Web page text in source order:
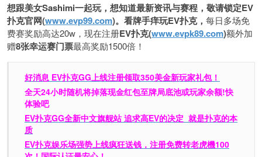
想跟美女Sashimi一起玩， 想知道最新资讯与赛程， 敬请锁定EV
扑克官网(www.evp99.com)。 看牌手痒玩EV扑克， 每日多场免
费赛奖励高达20w，现在注册EV扑克(www.evpk89.com)额外加
赠8张幸运赛门票最高奖励1500倍！
好消息 EV扑克GG上线注册领取350美金新玩家礼包！
全天24小时随机将掉落现金红包至牌局底池或玩家余额!快
体验吧
EV扑克GG全新中文旗舰站追求高EV的决定 就是扑克的本
质
EV扑克娱乐场强势上线疯狂送钱，注册免费转老虎機100